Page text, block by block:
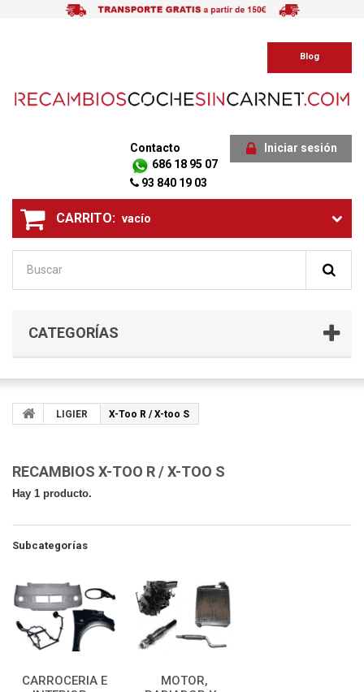
Blog
Iniciar sesión
Contacto
686 18 95 07
93 840 19 03
CARRITO: vacío
CATEGORÍAS
LIGIER X-Too R / X-too S
RECAMBIOS X-TOO R / X-TOO S
Hay 1 producto.
Subcategorías
CARROCERIA E
MOTOR,